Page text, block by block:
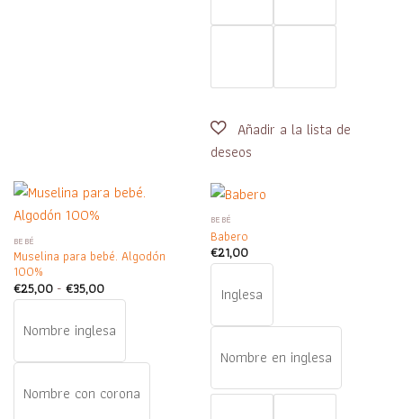
BEBÉ
Muselina para bebé. Algodón
100%
€25,00 - €35,00Rango
de
€25,00
€35,00
Nombre inglesa
Nombre con corona
BEBÉ
Babero
€21,00
Inglesa
Nombre en inglesa